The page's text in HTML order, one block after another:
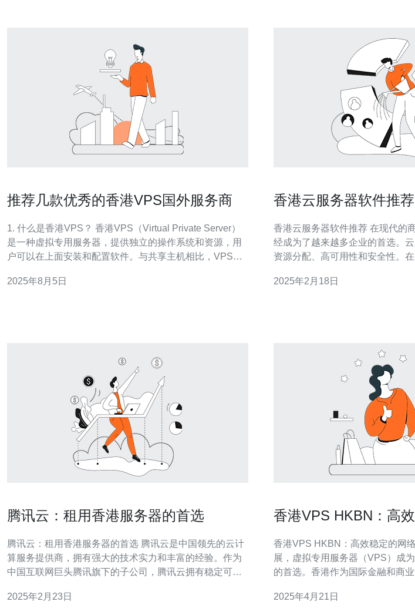
推荐几款优秀的香港VPS国外服务商
1. 什么是香港VPS？ 香港VPS（Virtual Private Server）
是一种虚拟专用服务器，提供独立的操作系统和资源，用
户可以在上面安装和配置软件。与共享主机相比，VPS提
性的应用。 2. 使用香港VPS有什么优势？ 使用香港VPS有
2025年8月5日
香港云服务器软件推荐
香港云服务器软件推荐 在现代的商业环境中，云服务器已
经成为了越来越多企业的首选。
资源分配、高可用性和安全性。
几款适合在香港使用的云服务器软件。 VMware
2025年2月18日
腾讯云：租用香港服务器的首选
腾讯云：租用香港服务器的首选 腾讯云是中国领先的云计
算服务提供商，拥有强大的技术实力和丰富的经验。作为
中国互联网巨头腾讯旗下的子公司，腾讯云拥有稳定可靠
腾讯云的香港服务器是企业和个人用户的首选，其原因如
2025年2月23日
香港VPS HKBN：高
香港VPS HKBN：高效稳定的网络服务 随着互
展，虚拟专用服务器（VPS）成
的首选。香港作为国际金融和商
供商中，HKBN以其高效稳定的网
2025年4月21日